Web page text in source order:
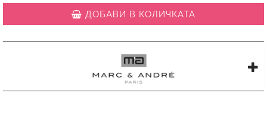
ДОБАВИ В КОЛИЧКАТА